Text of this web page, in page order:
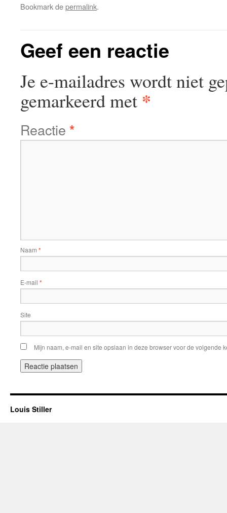
Bookmark depermalink.
Geef een reactie
Je e-mailadres wordt niet
gemarkeerd met *
Reactie *
Naam *
E-mail *
Site
Mijn naam, e-mail en site opslaan in deze browser voor de volgende
Louis Stiller